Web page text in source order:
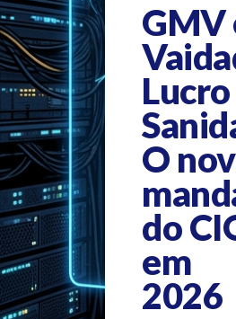
GMV
O
do
em
2026